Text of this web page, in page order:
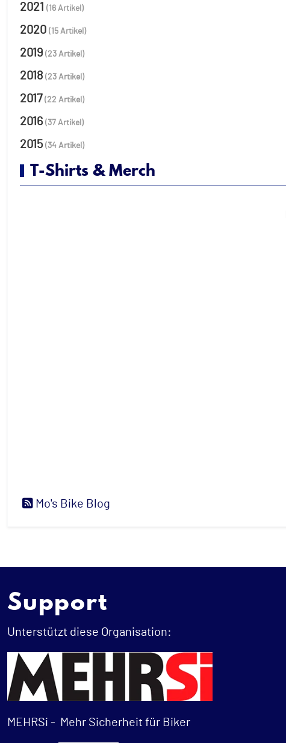
2021 (16 Artikel)
2020 (15 Artikel)
2019 (23 Artikel)
2018 (23 Artikel)
2017 (22 Artikel)
2016 (37 Artikel)
2015 (34 Artikel)
T-Shirts & Merch
Mo's Bike Blog
Support
Unterstützt diese Organisation:
MEHRSi - Mehr Sicherheit für Biker